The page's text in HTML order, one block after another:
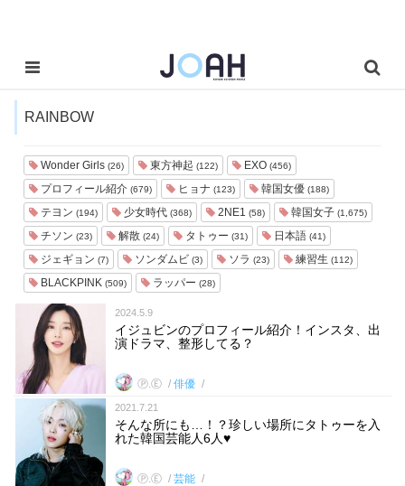
RAINBOW
Wonder Girls (26) 東方神起 (122) EXO (456)
プロフィール紹介 (679) ヒョナ (123) 韓国女優 (188)
テヨン (194) 少女時代 (368) 2NE1 (58) 韓国女子 (1,675)
チソン (23) 解散 (24) タトゥー (31) 日本語 (41)
ジェギョン (7) ソンダムビ (3) ソラ (23) 練習生 (112)
BLACKPINK (509) ラッパー (28)
2024.5.9
イジュビンのプロフィール紹介！インスタ、出
演ドラマ、整形してる？
Ⓟ.Ⓔ 俳優
2021.7.21
そんな所にも…！？珍しい場所にタトゥーを入
れた韓国芸能人6人♥
Ⓟ.Ⓔ 芸能